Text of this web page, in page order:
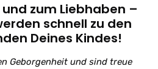
zum Liebhaben –
schnell zu den
Deines Kindes!
Geborgenheit und sind treue